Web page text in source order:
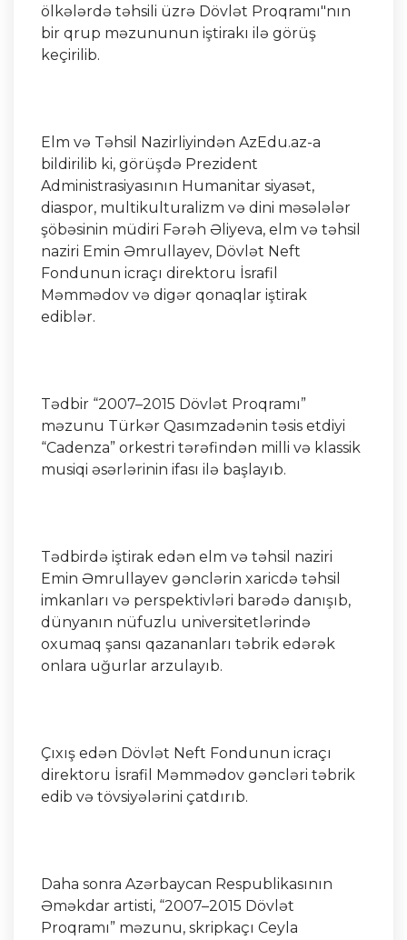
ölkələrdə təhsili üzrə Dövlət Proqramı"nın
bir qrup məzununun iştirakı ilə görüş
keçirilib.
Elm və Təhsil Nazirliyindən AzEdu.az-a
bildirilib ki, görüşdə Prezident
Administrasiyasının Humanitar siyasət,
diaspor, multikulturalizm və dini məsələlər
şöbəsinin müdiri Fərəh Əliyeva, elm və təhsil
naziri Emin Əmrullayev, Dövlət Neft
Fondunun icraçı direktoru İsrafil
Məmmədov və digər qonaqlar iştirak
ediblər.
Tədbir “2007–2015 Dövlət Proqramı”
məzunu Türkər Qasımzadənin təsis etdiyi
“Cadenza” orkestri tərəfindən milli və klassik
musiqi əsərlərinin ifası ilə başlayıb.
Tədbirdə iştirak edən elm və təhsil naziri
Emin Əmrullayev gənclərin xaricdə təhsil
imkanları və perspektivləri barədə danışıb,
dünyanın nüfuzlu universitetlərində
oxumaq şansı qazananları təbrik edərək
onlara uğurlar arzulayıb.
Çıxış edən Dövlət Neft Fondunun icraçı
direktoru İsrafil Məmmədov gəncləri təbrik
edib və tövsiyələrini çatdırıb.
Daha sonra Azərbaycan Respublikasının
Əməkdar artisti, “2007–2015 Dövlət
Proqramı” məzunu, skripkaçı Ceyla